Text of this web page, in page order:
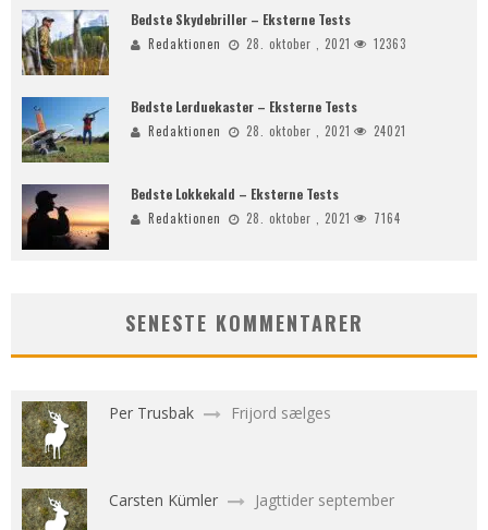
Bedste Skydebriller – Eksterne Tests
Redaktionen 28. oktober , 2021 12363
Bedste Lerduekaster – Eksterne Tests
Redaktionen 28. oktober , 2021 24021
Bedste Lokkekald – Eksterne Tests
Redaktionen 28. oktober , 2021 7164
SENESTE KOMMENTARER
Per Trusbak Frijord sælges
Carsten Kümler Jagttider september